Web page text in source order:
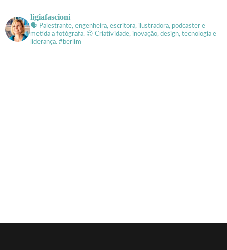
ligiafascioni
🗣 Palestrante, engenheira, escritora, ilustradora, podcaster e
metida a fotógrafa. 😍 Criatividade, inovação, design, tecnologia e
liderança. #berlim